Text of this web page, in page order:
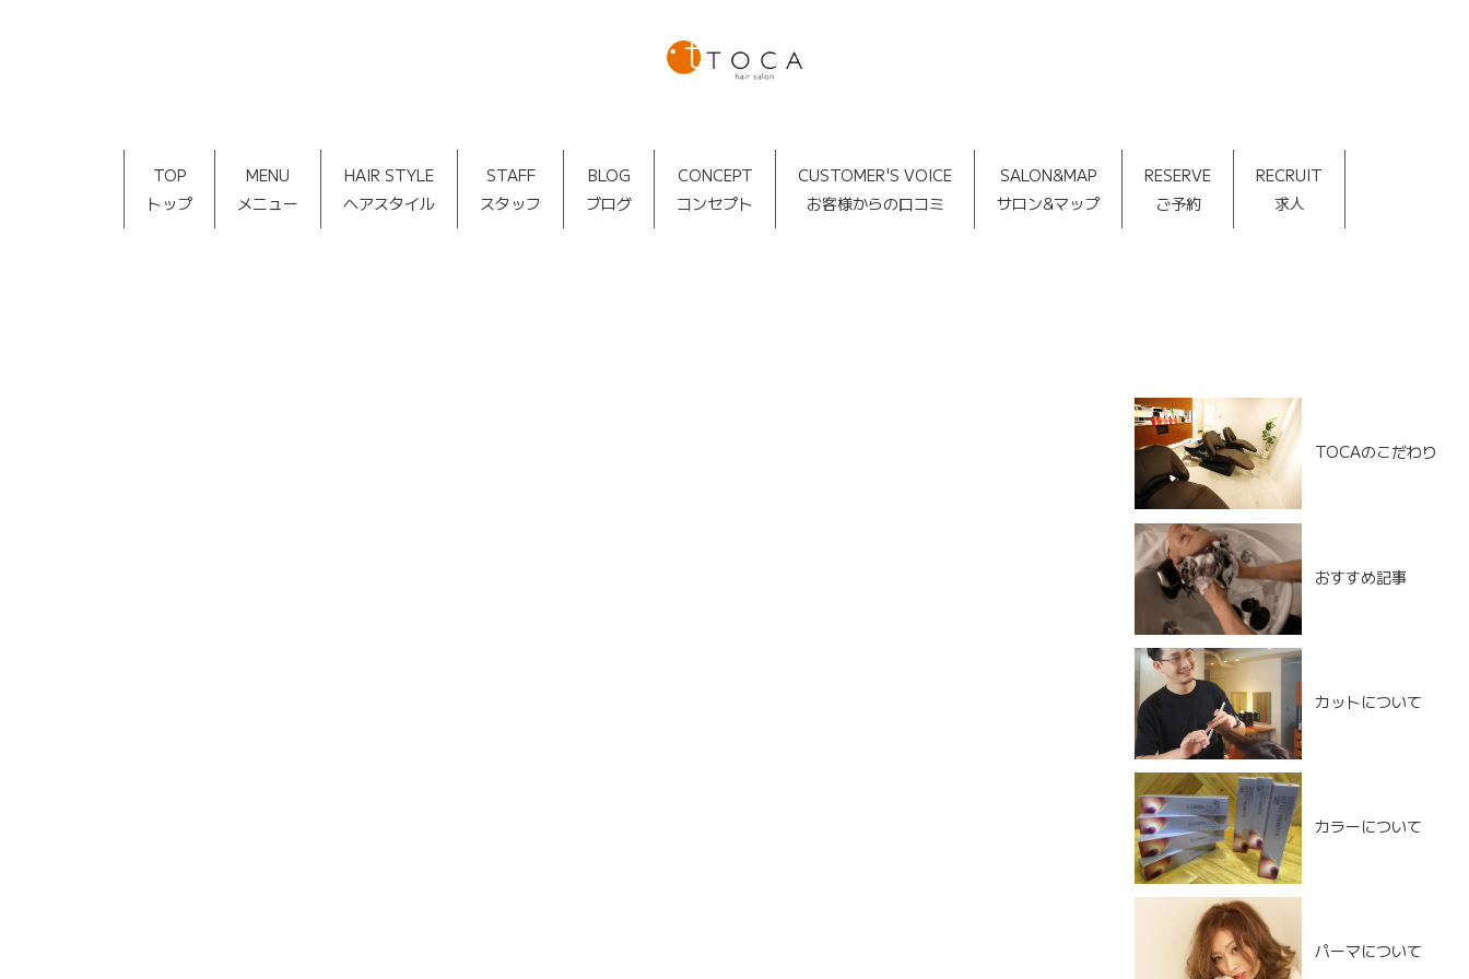
TOP
トップ
MENU
メニュー
HAIR STYLE
ヘアスタイル
STAFF
スタッフ
BLOG
ブログ
CONCEPT
コンセプト
CUSTOMER'S VOICE
お客様からの口コミ
SALON&MAP
サロン&マップ
RESERVE
ご予約
RECRUIT
求人
TOCAのこだわり
おすすめ記事
カットについて
カラーについて
パーマについて